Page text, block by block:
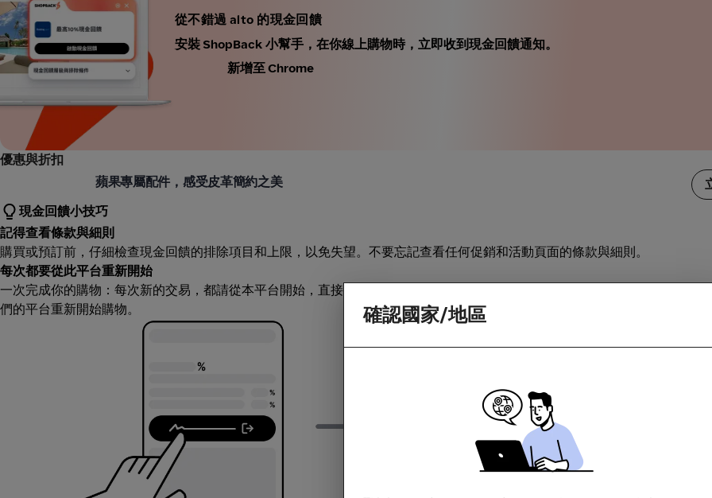
從不錯過 alto 的現金回饋
安裝 ShopBack 小幫手，在你線上購物時，立即收到現金回饋通知。
新增至 Chrome
優惠與折扣
蘋果專屬配件，感受皮革簡約之美
現金回饋小技巧
記得查看條款與細則
購買或預訂前，仔細檢查現金回饋的排除項目和上限，以免失望。不要忘記查看任何促銷和活動頁面的條款與細則。
每次都要從此平台重新開始
一次完成你的購物：每次新的交易，都請從本平台開始，直接造訪商家。如果你造訪商家時因為應用程式更新或下載畫面而中
們的平台重新開始購物。
確認國家/地區